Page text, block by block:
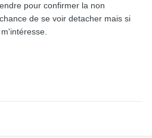
pour confirmer la non
de se voir detacher mais si